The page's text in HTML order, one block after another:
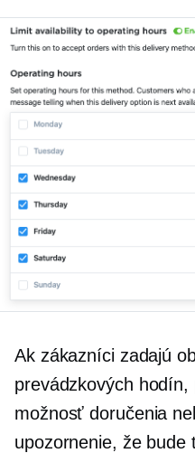
Ak zákazníci zadajú
prevádzkových
možnosť doručenia
upozornenie, že